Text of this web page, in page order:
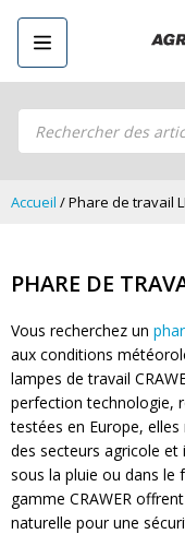
Recherche
produits
Guide LED
Composez votre propre kit
Feux arrière
Feux de
Clignotants et
Barres LED
Pulvérisation
Packs
Éclairage LED
Divers
Retourner
Guide LED
Phares de travail
Phares
Feux de
Clignotants et
Barres LED
Pulvérisation
Packs
Éclairage LED
Divers
Accueil / Phare de travail
PHARE DE
Vous recherchez un
aux conditions
lampes de travail
perfection technologie,
testées en Europe,
des secteurs agricole et
sous la pluie ou dans le
gamme CRAWER
naturelle pour une